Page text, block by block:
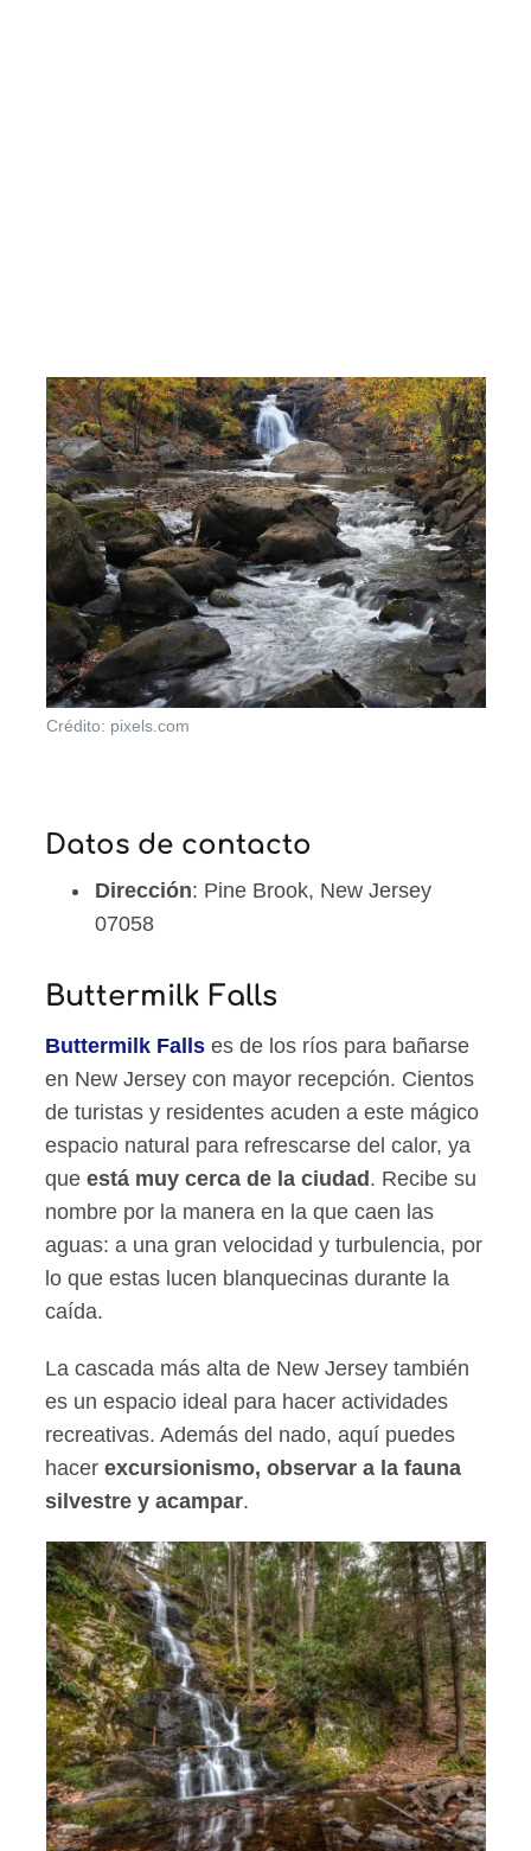
Crédito: pixels.com
Datos de contacto
Dirección: Pine Brook, New Jersey
07058
Buttermilk Falls
Buttermilk Falls es de los ríos para bañarse
en New Jersey con mayor recepción. Cientos
de turistas y residentes acuden a este mágico
espacio natural para refrescarse del calor, ya
queestá muy cerca de la ciudad . Recibe su
nombre por la manera en la que caen las
aguas: a una gran velocidad y turbulencia, por
lo que estas lucen blanquecinas durante la
caída.
La cascada más alta de New Jersey también
es un espacio ideal para hacer actividades
recreativas. Además del nado, aquí puedes
hacerexcursionismo, observar a la fauna
silvestre y acampar.